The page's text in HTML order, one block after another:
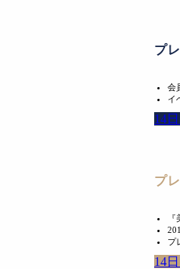
プ
会
イ
14
プ
プ
14